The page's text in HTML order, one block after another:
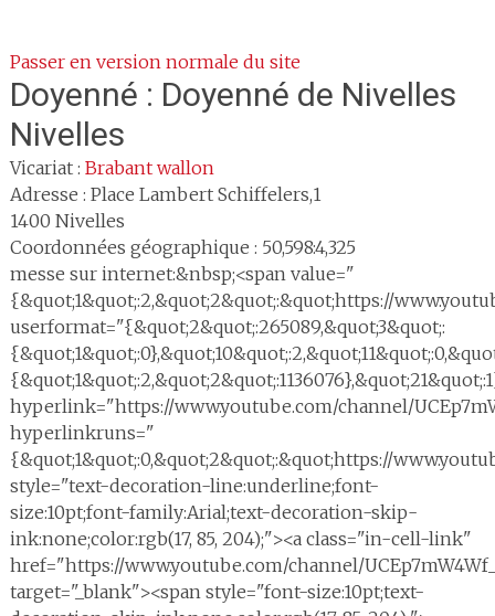
Passer en version normale du site
Doyenné : Doyenné de Nivelles
Nivelles
Vicariat : Brabant wallon
Adresse : Place Lambert Schiffelers,1
1400 Nivelles
Coordonnées géographique : 50,598:4,325
messe sur internet:&nbsp;<span value="
{&quot;1&quot;:2,&quot;2&quot;:&quot;https://
userformat="{&quot;2&quot;:265089,&quot;3&quot;:
hyperlink="https://www.youtube.com/channel/
hyperlinkruns="
{&quot;1&quot;:0,&quot;2&quot;:&quot;https://
style="text-decoration-line:underline;font-
size:10pt;font-family:Arial;text-decoration-skip-
ink:none;color:rgb(17, 85, 204);"><a class="in-cell-link"
href="https://www.youtube.com/channel/
target="_blank"><span style="font-size:10pt;text-